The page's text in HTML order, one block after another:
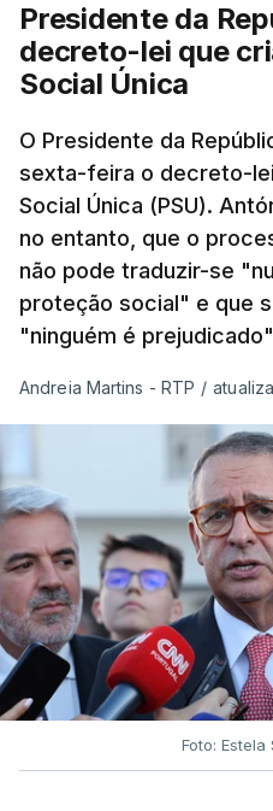
Presidente da
decreto-lei que
Social Única
O Presidente da
sexta-feira o decreto-
Social Única (PSU).
no entanto, que o
não pode traduzir-se
proteção social" e que
"ninguém é
Andreia Martins - RTP /
Foto: Estela